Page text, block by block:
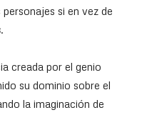
si en vez de
.
creada por el genio
su dominio sobre el
la imaginación de